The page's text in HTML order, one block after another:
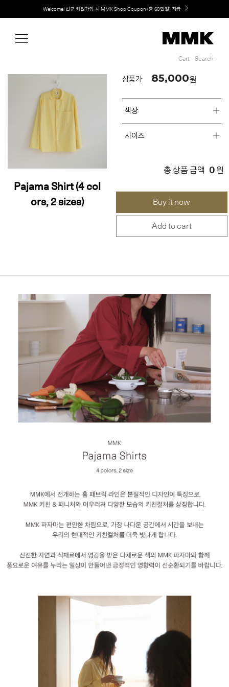
Welcome! 신규 회원가입 시 MMK Shop Coupon (총 60만원) 지급
Cart Search
Pajama Shirt (4 col
ors, 2 sizes)
상품가 85,000원
색상
사이즈
총 상품 금액 0 원
Buy it now
Add to cart